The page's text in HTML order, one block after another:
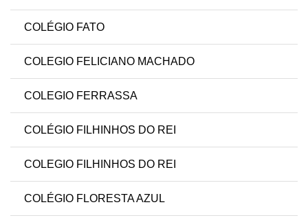
COLÉGIO FATO
COLEGIO FELICIANO MACHADO
COLEGIO FERRASSA
COLÉGIO FILHINHOS DO REI
COLEGIO FILHINHOS DO REI
COLÉGIO FLORESTA AZUL